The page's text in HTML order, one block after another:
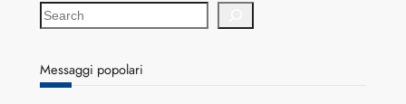
S
e
r
c
Messaggi popolari